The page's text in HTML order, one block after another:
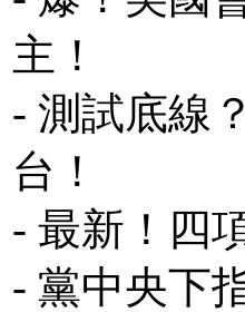
主！
- 測試底線
台！
- 最新！四
- 黨中央下